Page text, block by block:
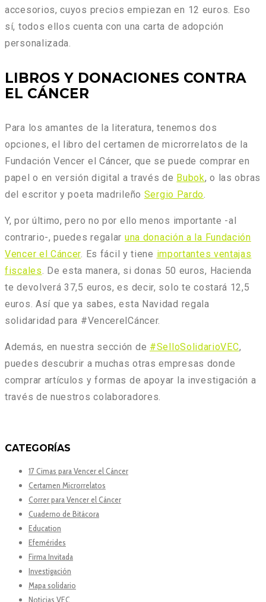
accesorios, cuyos precios empiezan en 12 euros. Eso
sí, todos ellos cuenta con una carta de adopción
personalizada.
LIBROS Y DONACIONES CONTRA
EL CÁNCER
Para los amantes de la literatura, tenemos dos
opciones, el libro del certamen de microrrelatos de la
Fundación Vencer el Cáncer, que se puede comprar en
papel o en versión digital a través de Bubok, o las obras
del escritor y poeta madrileño Sergio Pardo
Y, por último, pero no por ello menos importante -al
contrario-, puedes regalar una donación a la Fundación
Vencer el Cáncer . Es fácil y tiene importantes ventajas
fiscales . De esta manera, si donas 50 euros, Hacienda
te devolverá 37,5 euros, es decir, solo te costará 12,5
euros. Así que ya sabes, esta Navidad regala
solidaridad para #VencerelCáncer.
Además, en nuestra sección de #SelloSolidarioVEC,
puedes descubrir a muchas otras empresas donde
comprar artículos y formas de apoyar la investigación a
través de nuestros colaboradores.
CATEGORÍAS
17 Cimas para Vencer el Cáncer
Certamen Microrrelatos
Correr para Vencer el Cáncer
Cuaderno de Bitácora
Education
Efemérides
Firma Invitada
Investigación
Mapa solidario
Noticias VEC